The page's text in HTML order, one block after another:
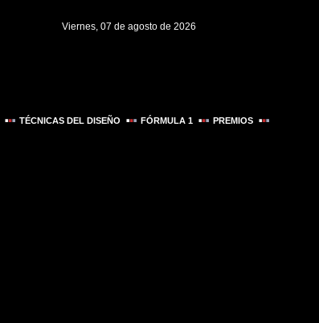
Viernes, 07 de agosto de 2026
TÉCNICAS DEL DISEÑO FÓRMULA 1
PREMIOS